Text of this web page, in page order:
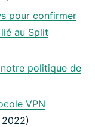
pour confirmer
au Split
politique de
VPN